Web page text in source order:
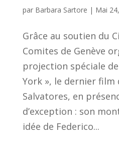
par Barbara Sartore | Mai
Grâce au soutien du
Comites de Genève
projection spéciale
York », le dernier film
Salvatores, en
d’exception : son
idée de Federico...